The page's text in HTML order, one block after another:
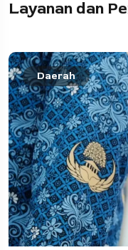
Layanan dan
Daerah